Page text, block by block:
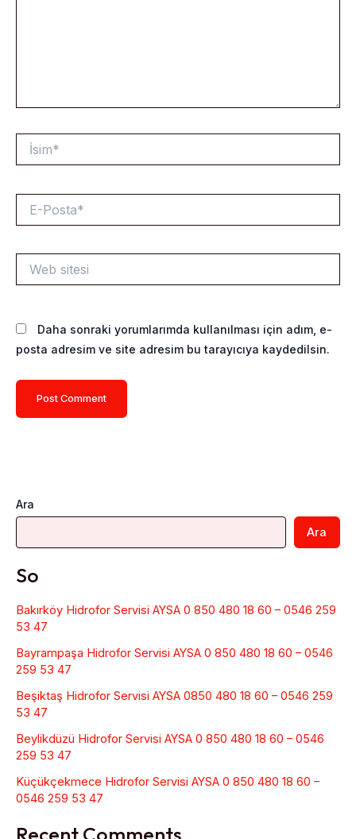
İsim*
Posta*
sitesi
Daha sonraki yorumlarımda kullanılması için adım, e-
posta adresim ve site adresim bu tarayıcıya kaydedilsin.
Ara
Ara
So
Bakırköy Hidrofor Servisi AYSA 0 850 480 18 60 – 0546 259
53 47
Bayrampaşa Hidrofor Servisi AYSA 0 850 480 18 60 – 0546
259 53 47
Beşiktaş Hidrofor Servisi AYSA 0850 480 18 60 – 0546 259
53 47
Beylikdüzü Hidrofor Servisi AYSA 0 850 480 18 60 – 0546
259 53 47
Küçükçekmece Hidrofor Servisi AYSA 0 850 480 18 60 –
0546 259 53 47
Recent Comments